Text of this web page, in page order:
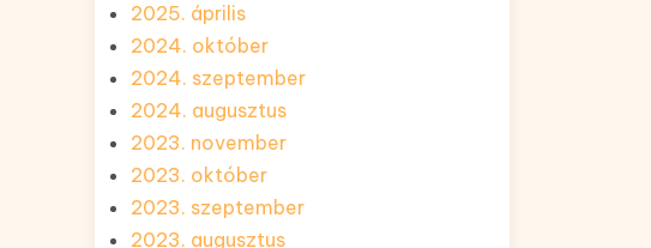
2025. április
2024. október
2024. szeptember
2024. augusztus
2023. november
2023. október
2023. szeptember
2023. augusztus